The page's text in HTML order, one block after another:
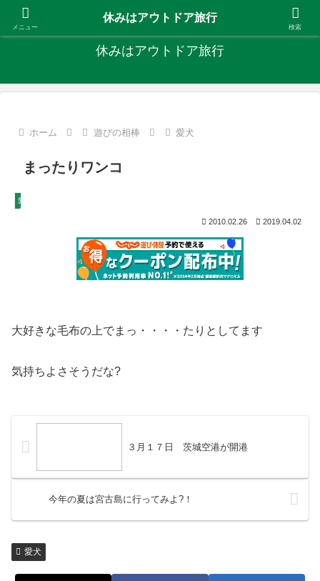
キャンプ、釣り、旅行など外遊びを楽しんでます
休みはアウトドア旅行
ホーム 遊びの相棒 愛犬
まったりワンコ
愛犬
2010.02.26 2019.04.02
大好きな毛布の上でまっ・・・・たりとしてます
気持ちよさそうだな?
３月１７日 茨城空港が開港
今年の夏は宮古島に行ってみよ?！
愛犬
メニュー
休みはアウトドア旅行
検索